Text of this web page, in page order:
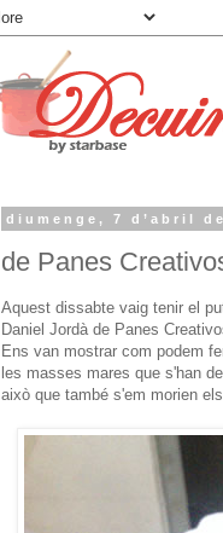
diumenge, 7 d’abril
de Panes
Aquest dissabte vaig tenir el
Daniel Jordà de Panes
Ens van mostrar com podem
les masses mares que s'han
això que també s'em morien